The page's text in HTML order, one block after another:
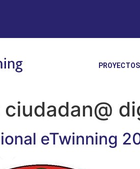
PROYECTOS
ciudadan@
eTwinning